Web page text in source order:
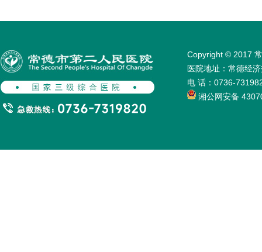
Copyright © 2017
医院地址：常德经
电 话：0736-
湘公网安备